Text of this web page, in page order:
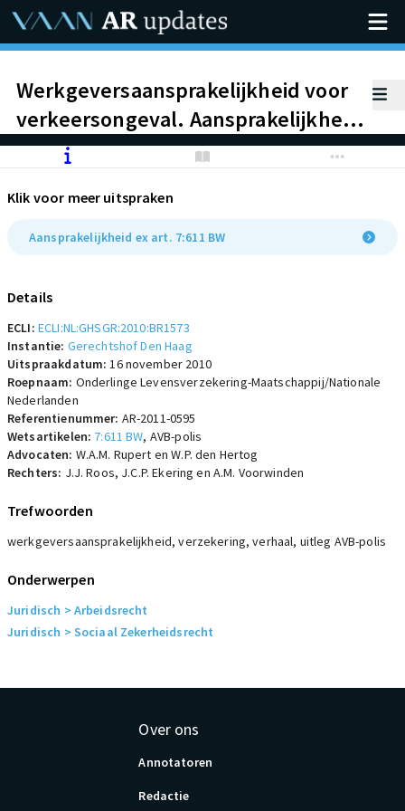
Werkgeversaansprakelijkheid voor
verkeersongeval. Aansprakelijkheid
wegens het niet afsluiten van een
behoorlijke verzekering leidt tot
zuivere vermogenschade, welke
niet voor vergoeding in aanmerking
Klik voor meer uitspraken
Aansprakelijkheid ex art. 7:611 BW
Details
ECLI: ECLI:NL:GHSGR:2010:BR1573
Instantie: Gerechtshof Den Haag
Uitspraakdatum:16 november 2010
Roepnaam: Onderlinge Levensverzekering-Maatschappij/Nationale
Nederlanden
Referentienummer: AR-2011-0595
Wetsartikelen: 7:611 BW, AVB-polis
Advocaten: W.A.M. Rupert en W.P. den Hertog
Rechters: J.J. Roos, J.C.P. Ekering en A.M. Voorwinden
Trefwoorden
werkgeversaansprakelijkheid, verzekering, verhaal, uitleg AVB-polis
Onderwerpen
Juridisch > Arbeidsrecht
Juridisch > Sociaal Zekerheidsrecht
Over ons
Annotatoren
Redactie